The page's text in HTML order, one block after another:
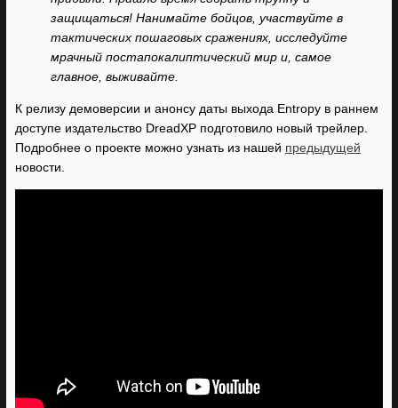
защищаться! Нанимайте бойцов, участвуйте в
тактических пошаговых сражениях, исследуйте
мрачный постапокалиптический мир и, самое
главное, выживайте.
К релизу демоверсии и анонсу даты выхода Entropy в раннем
доступе издательство DreadXP подготовило новый трейлер.
Подробнее о проекте можно узнать из нашей предыдущей
новости.